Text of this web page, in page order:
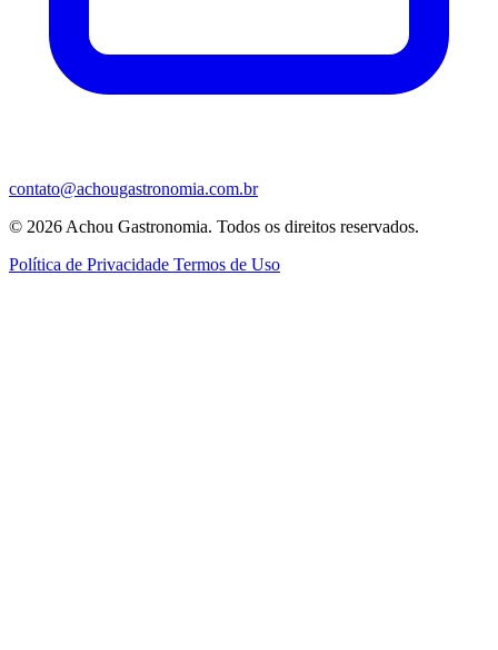
contato@achougastronomia.com.br
© 2026 Achou Gastronomia. Todos os direitos reservados.
Política de Privacidade Termos de Uso